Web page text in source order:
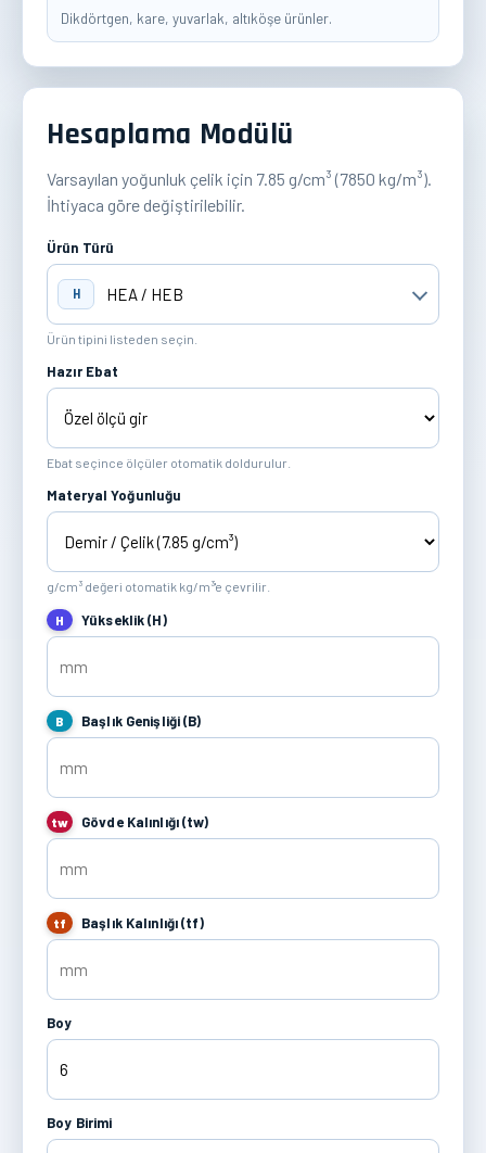
Dikdörtgen, kare, yuvarlak, altıköşe ürünler.
Hesaplama Modülü
Varsayılan yoğunluk çelik için 7.85 g/cm³ (7850 kg/m³).
İhtiyaca göre değiştirilebilir.
Ürün Türü
H
Ürün tipini listeden seçin.
Hazır Ebat
Ebat seçince ölçüler otomatik doldurulur.
Materyal Yoğunluğu
g/cm³ değeri otomatik kg/m³'e çevrilir.
H Yükseklik (H)
B Başlık Genişliği (B)
tw Gövde Kalınlığı (tw)
tf Başlık Kalınlığı (tf)
Boy
Boy Birimi